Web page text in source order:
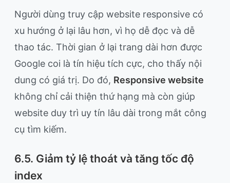
Người dùng truy cập website responsive có
xu hướng ở lại lâu hơn, vì họ dễ đọc và dễ
thao tác. Thời gian ở lại trang dài hơn được
Google coi là tín hiệu tích cực, cho thấy nội
dung có giá trị. Do đó, Responsive website
không chỉ cải thiện thứ hạng mà còn giúp
website duy trì uy tín lâu dài trong mắt công
cụ tìm kiếm.
6.5. Giảm tỷ lệ thoát và tăng tốc độ
index